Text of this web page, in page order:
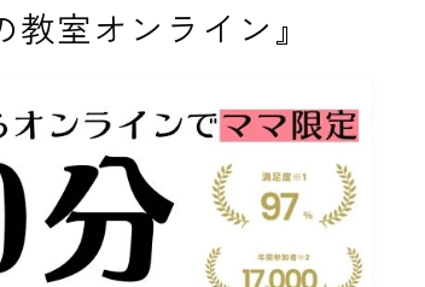
室オンライン』